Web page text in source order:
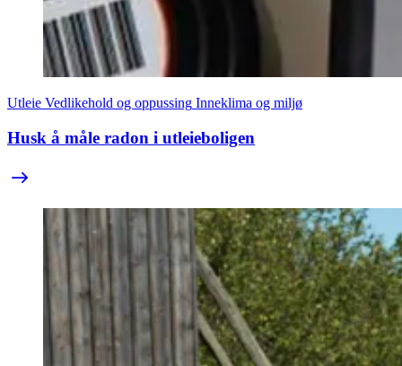
Utleie Vedlikehold og oppussing Inneklima og miljø
Husk å måle radon i utleieboligen